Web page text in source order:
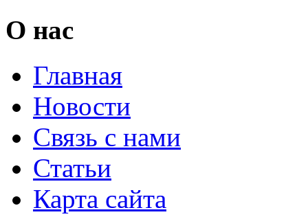
О нас
Главная
Новости
Связь с нами
Статьи
Карта сайта